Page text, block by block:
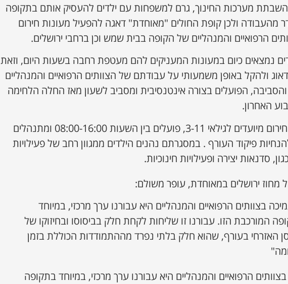
מערכות החינוך, גרם למשפחות עם ילדים להעסיק אותם בתקופה
מהעבודה ולכן קופת החולים "מאוחדת" דאגה להפעיל מעונות חירום
הרפואיים והמנהליים של הקופה בבית שמש וכן ברחבי ירושלים.
ילדים נמצאים כיום במעונות המעניקים להם מעטפת רחבה בשעות היום, וזאת
ולהקל באופן משמעותי על עבודתם של הצוותים הרפואיים והמנהליים
והסביבה, הפועלים בצורה אינטנסיבית ומסביב לשעון מאז החלה הלחימה
האחרון.
מעונות החירום מיועדים לגילאי 3-11, פועלים בין השעות 08:00-16:00 ומתנהלים
פיקוד העורף . במסגרתם נהנים הילדים ממגוון רחב של פעילויות
סדנאות יצירה ופעילויות חינוכיות.
מחוז ירושלים במאוחדת, עופר משולם:
בצוותים הרפואיים והמנהליים היא עבורנו ערך מרכזי, במיוחד
המורכבת הזו. עבורנו זו שליחות לקחת חלק בביסוסו ובחיזוקו של
האזרחי בעורף, שהוא חלק בלתי נפרד מההתמודדות הכוללת בזמן
הרפואיים והמנהליים היא עבורנו ערך מרכזי, במיוחד בתקופה